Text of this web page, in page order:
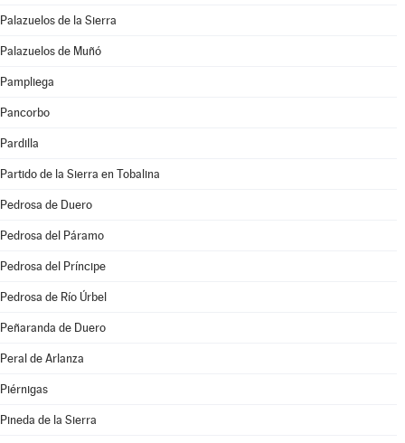
Palazuelos de la Sierra
Palazuelos de Muñó
Pampliega
Pancorbo
Pardilla
Partido de la Sierra en Tobalina
Pedrosa de Duero
Pedrosa del Páramo
Pedrosa del Príncipe
Pedrosa de Río Úrbel
Peñaranda de Duero
Peral de Arlanza
Piérnigas
Pineda de la Sierra